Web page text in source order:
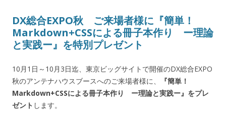
DX総合EXPO秋 ご来場者様に『簡単！
Markdown+CSSによる冊子本作り ー理論
と実践ー』を特別プレゼント
10月1日～10月3日迄、東京ビッグサイトで開催のDX総合EXPO
秋のアンテナハウスブースへのご来場者様に、
『簡単！
Markdown+CSSによる冊子本作り ー理論と実践ー』をプレ
ゼント します。